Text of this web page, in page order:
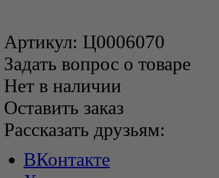
Артикул: Ц0006070
Задать вопрос о товаре
Нет в наличии
Оставить заказ
Рассказать друзьям:
ВКонтакте